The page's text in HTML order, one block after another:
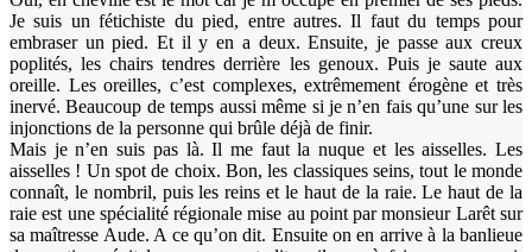
Je suis un fétichiste du pied, entre autres. Il faut du temps pour
embraser un pied. Et il y en a deux. Ensuite, je passe aux creux
poplités, les chairs tendres derrière les genoux. Puis je saute aux
oreille. Les oreilles, c’est complexes, extrêmement érogène et très
inervé. Beaucoup de temps aussi même si je n’en fais qu’une sur les
injonctions de la personne qui brûle déjà de finir.
Mais je n’en suis pas là. Il me faut la nuque et les aisselles. Les
aisselles ! Un spot de choix. Bon, les classiques seins, tout le monde
connaît, le nombril, puis les reins et le haut de la raie. Le haut de la
raie est une spécialité régionale mise au point par monsieur Larêt sur
sa maîtresse Aude. A ce qu’on dit. Ensuite on en arrive à la banlieue